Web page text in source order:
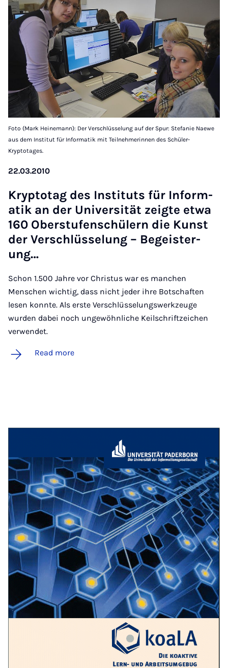
Foto (Mark Heinemann): Der Verschlüsselung auf der Spur: Stefanie Naewe
aus dem Institut für Informatik mit Teilnehmerinnen des Schüler-
Kryptotages.
22.03.2010
Kryptot­ag des In­sti­tuts für In­form­
atik an der Uni­versität zeigte et­wa
160 Ober­stufenschülern die Kunst
der Ver­schlüs­se­lung – Begeister­
ung…
Schon 1.500 Jahre vor Christus war es manchen
Menschen wichtig, dass nicht jeder ihre Botschaften
lesen konnte. Als erste Verschlüsselungswerkzeuge
wurden dabei noch ungewöhnliche Keilschriftzeichen
verwendet.
Read more